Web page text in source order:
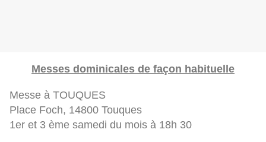
Messes dominicales de façon habituelle
Messe à TOUQUES
Place Foch, 14800 Touques
1er et 3 ème samedi du mois à 18h 30